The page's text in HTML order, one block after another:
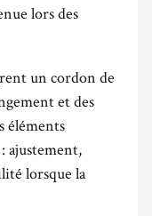
lors des
un cordon de
et des
éléments
ajustement,
lorsque la